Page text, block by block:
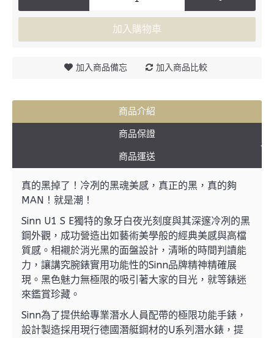
加入購物車
加入商品備忘 加入商品比較
商品介紹
商品保證
商品運送
真的黑掉了！冷冽的黑魂美感，真正的黑，真的夠
MAN！就是潮！
Sinn U1 S E獨特的象牙白夜光刻度與其深邃冷冽的黑
鋼外觀，成功營造出如藝術美學般的經典美感與高檔
質感。相襯於消光黑的面盤設計，清晰的時間判讀能
力，讓講究腕錶實用功能性的Sinn品牌精神精確展
現。黑色魅力無極限的吸引著大家的目光，就等錶迷
來鑑賞珍藏。
Sinn為了提供給專業潛水人員配帶的極限功能手錶，
設計製造採用現行德國潛艇鋼材的U系列潛水錶，提